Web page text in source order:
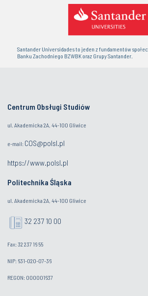
Santander Universidades to jeden z fundamentów
Banku Zachodniego BZWBK oraz Grupy Santander.
Centrum Obsługi Studiów
ul. Akademicka 2A, 44-100 Gliwice
e-mail: COS@polsl.pl
https://www.polsl.pl
Politechnika Śląska
ul. Akademicka 2A, 44-100 Gliwice
32 237 10 00
Fax: 32 237 16 55
NIP: 631-020-07-36
REGON: 000001637